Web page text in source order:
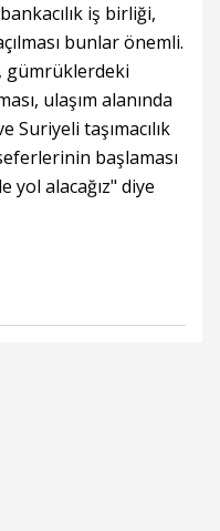
iş birliği,
bunlar önemli.
gümrüklerdeki
ulaşım alanında
Suriyeli taşımacılık
başlaması
yol alacağız" diye